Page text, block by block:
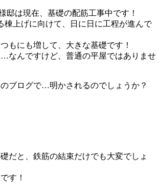
邸は現在、基礎の配筋工事中です！
棟上げに向けて、日に日に工程が進んで
もにも増して、大きな基礎です！
なんですけど、普通の平屋ではありませ
ブログで…明かされるのでしょうか？
だと、鉄筋の結束だけでも大変でしょ
す！